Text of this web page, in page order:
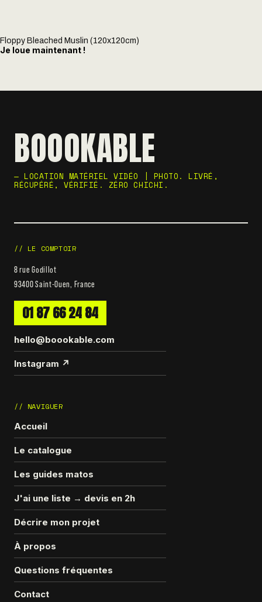
Floppy Bleached Muslin (120x120cm)
Je loue maintenant !
BOOOKABLE
— LOCATION MATÉRIEL VIDÉO | PHOTO. LIVRÉ,
RÉCUPÉRÉ, VÉRIFIÉ. ZÉRO CHICHI.
// LE COMPTOIR
8 rue Godillot
93400 Saint-Ouen, France
01 87 66 24 84
hello@boookable.com
Instagram ↗
// NAVIGUER
Accueil
Le catalogue
Les guides matos
J'ai une liste → devis en 2h
Décrire mon projet
À propos
Questions fréquentes
Contact